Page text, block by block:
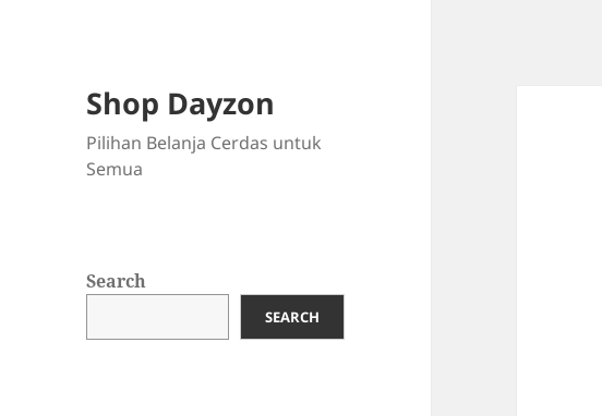
Shop Dayzon
Pilihan Belanja Cerdas untuk
Semua
Search
SEARCH